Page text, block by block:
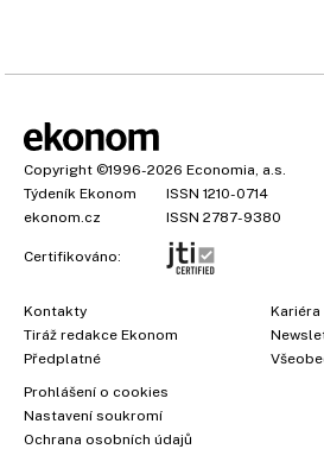
Copyright ©1996-2026 Economia, a.s.
Týdeník Ekonom
ISSN 1210-0714
ekonom.cz
ISSN 2787-9380
Certifikováno:
Kontakty
Tiráž redakce Ekonom
Předplatné
Kariéra
Prohlášení o cookies
Nastavení soukromí
Ochrana osobních údajů